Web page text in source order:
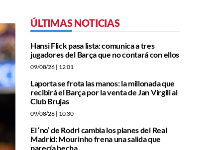
ÚLTIMAS NOTICIAS
Hansi Flick pasa lista: comunica a tres
jugadores del Barça que no contará con ellos
09/08/26 | 12:01
Laporta se frota las manos: la millonada que
recibirá el Barça por la venta de Jan Virgili al
Club Brujas
09/08/26 | 10:30
El ‘no’ de Rodri cambia los planes del Real
Madrid: Mourinho frena una salida que
parecía hecha